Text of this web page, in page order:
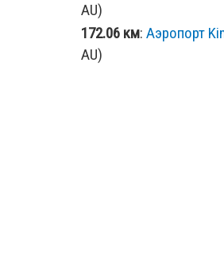
AU)
172.06 км: Аэропорт
AU)